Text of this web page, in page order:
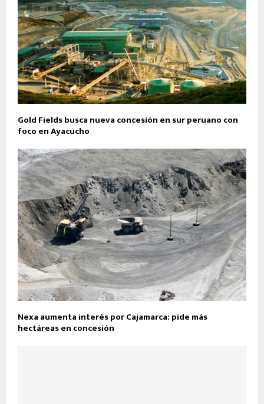
Gold Fields busca nueva concesión en sur peruano con
foco en Ayacucho
Nexa aumenta interés por Cajamarca: pide más
hectáreas en concesión